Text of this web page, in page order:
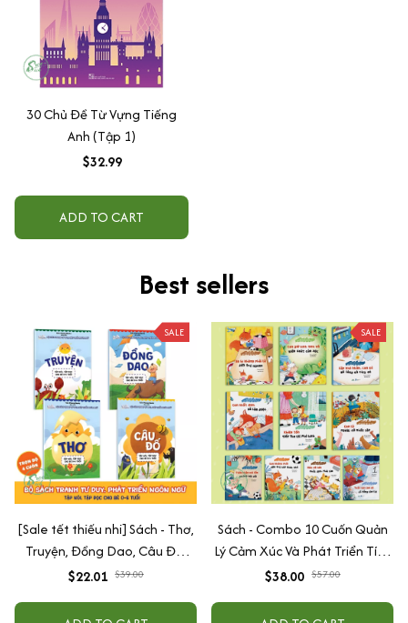
30 Chủ Đề Từ Vựng Tiếng
Anh (Tập 1)
$32.99
ADD TO CART
Best sellers
SALE
[Sale tết thiếu nhi] Sách - Thơ,
Truyện, Đồng Dao, Câu Đố,
Tập Nói Tập Đọc Cho Bé 0-6
$22.01 $39.00
SALE
Sách - Combo 10 Cuốn Quản
Lý Cảm Xúc Và Phát Triển Tính
Cách Cho Bé Từ 2 - 6 Tuổi
$38.00 $57.00